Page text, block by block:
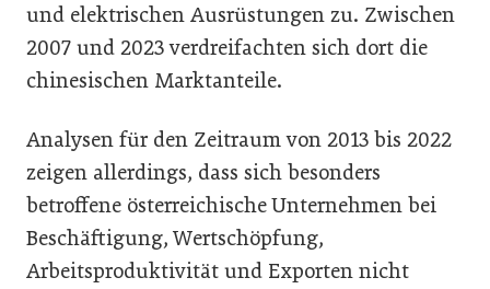
und elektrischen Ausrüstungen zu. Zwischen
2007 und 2023 verdreifachten sich dort die
chinesischen Marktanteile.
Analysen für den Zeitraum von 2013 bis 2022
zeigen allerdings, dass sich besonders
betroffene österreichische Unternehmen bei
Beschäftigung, Wertschöpfung,
Arbeitsproduktivität und Exporten nicht